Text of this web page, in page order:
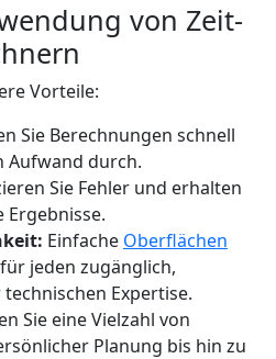
von Zeit-
Vorteile:
Sie Berechnungen schnell
Aufwand durch.
Sie Fehler und erhalten
Ergebnisse.
Einfache Oberflächen
jeden zugänglich,
Expertise.
Sie eine Vielzahl von
Planung bis hin zu